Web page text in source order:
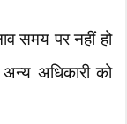
समय पर नहीं हो
अधिकारी को